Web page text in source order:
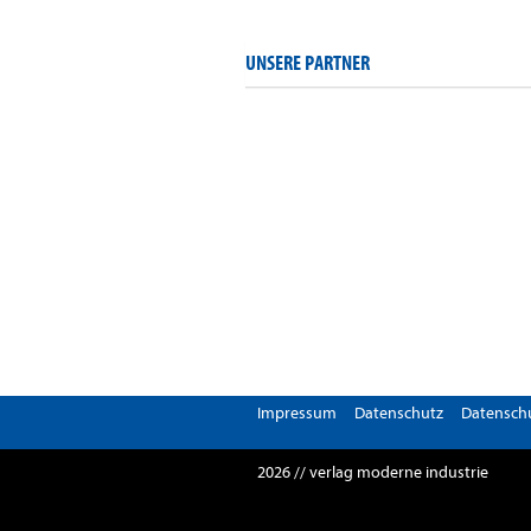
UNSERE PARTNER
Impressum Datenschutz
2026 // verlag moderne industrie